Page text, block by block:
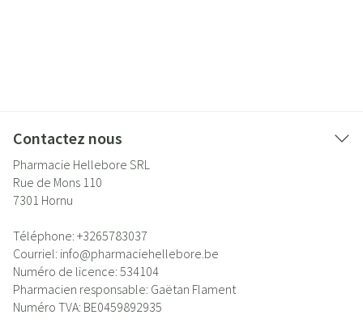
Contactez nous
Pharmacie Hellebore SRL
Rue de Mons 110
7301 Hornu
Téléphone: +3265783037
Courriel: info@pharmaciehellebore.be
Numéro de licence: 534104
Pharmacien responsable: Gaëtan Flament
Numéro TVA: BE0459892935